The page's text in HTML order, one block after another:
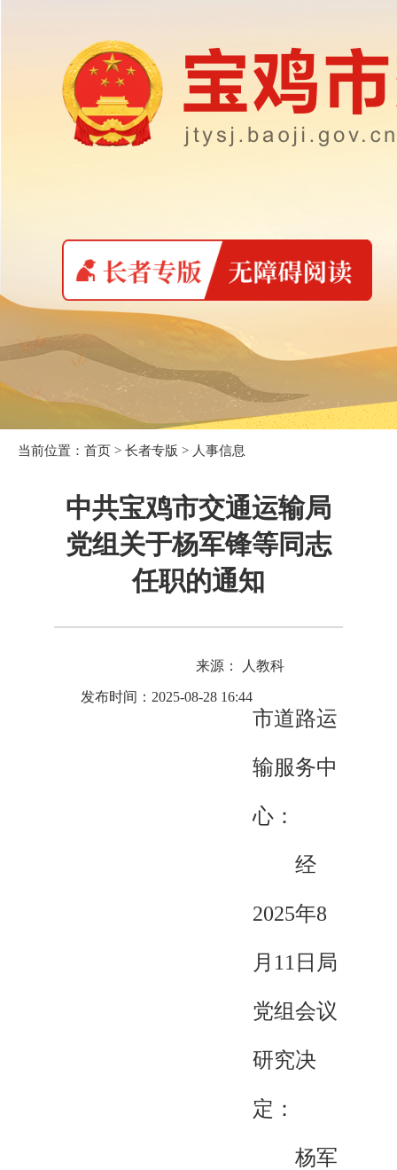
当前位置： 首页 > 长者专版 > 人事信息
中共宝鸡市交通运输局
党组关于杨军锋等同志
任职的通知
来源： 人教科
发布时间：2025-08-28 16:44
市道路运
输服务中
心：
经
2025年8
月11日局
党组会议
研究决
定：
杨军